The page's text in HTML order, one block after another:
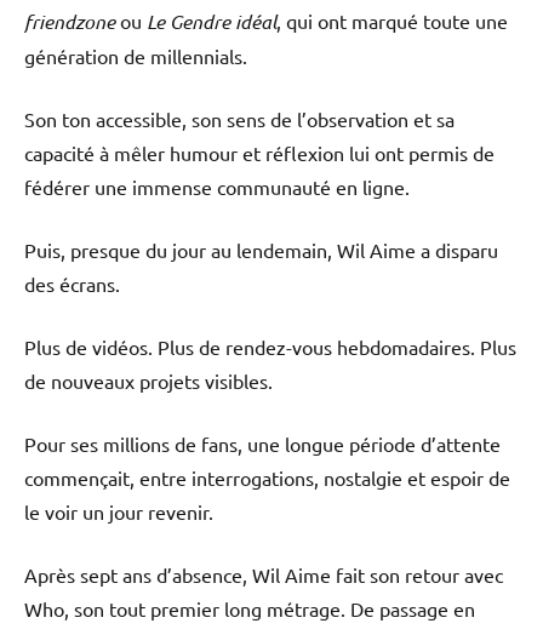
friendzoneou Le Gendre idéal, qui ont marqué toute une
génération de millennials.
Son ton accessible, son sens de l’observation et sa
capacité à mêler humour et réflexion lui ont permis de
fédérer une immense communauté en ligne.
Puis, presque du jour au lendemain, Wil Aime a disparu
des écrans.
Plus de vidéos. Plus de rendez-vous hebdomadaires. Plus
de nouveaux projets visibles.
Pour ses millions de fans, une longue période d’attente
commençait, entre interrogations, nostalgie et espoir de
le voir un jour revenir.
Après sept ans d’absence, Wil Aime fait son retour avec
Who, son tout premier long métrage. De passage en